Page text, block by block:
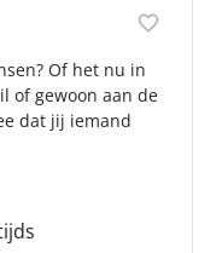
Of het nu in
of gewoon aan de
dat jij iemand